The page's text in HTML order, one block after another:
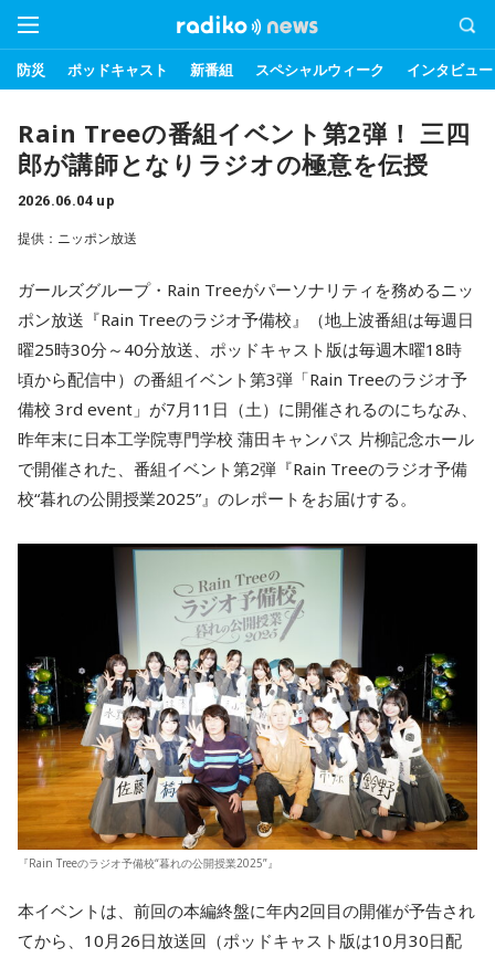
防災 ポッドキャスト 新番組 スペシャルウィーク インタビュー
Rain Treeの番組イベント第2弾！ 三四
郎が講師となりラジオの極意を伝授
2026.06.04 up
提供：ニッポン放送
ガールズグループ・Rain Treeがパーソナリティを務めるニッ
ポン放送『Rain Treeのラジオ予備校』（地上波番組は毎週日
曜25時30分～40分放送、ポッドキャスト版は毎週木曜18時
頃から配信中）の番組イベント第3弾「Rain Treeのラジオ予
備校 3rd event」が7月11日（土）に開催されるのにちなみ、
昨年末に日本工学院専門学校 蒲田キャンパス 片柳記念ホール
で開催された、番組イベント第2弾『Rain Treeのラジオ予備
校“暮れの公開授業2025”』のレポートをお届けする。
『Rain Treeのラジオ予備校“暮れの公開授業2025”』
本イベントは、前回の本編終盤に年内2回目の開催が予告され
てから、10月26日放送回（ポッドキャスト版は10月30日配